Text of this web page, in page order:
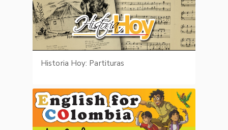
Historia Hoy: Partituras